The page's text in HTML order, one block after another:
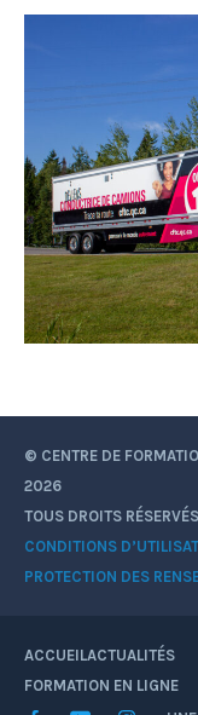
© CENTRE DE
2026
TOUS DROITS
CONDITIONS
PROTECTION DES
ACCUEILACTUALITÉS
FORMATION EN LIGNE